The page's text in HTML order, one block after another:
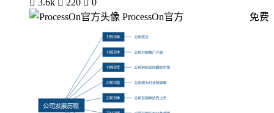
 3.6k  220  0
ProcessOn官方
免费